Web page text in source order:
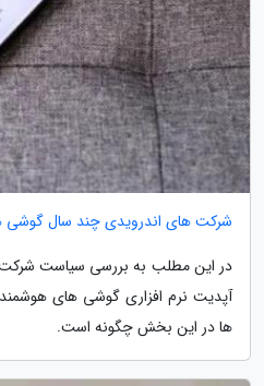
شرکت های اندرویدی چند سال گوشی
در این مطلب به بررسی سیاست شرکت
آپدیت نرم افزاری گوشی های هوشمند
ها در این بخش چگونه است.